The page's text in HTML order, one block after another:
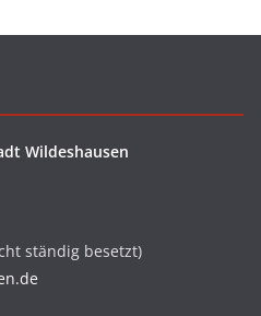
Wildeshausen
ständig besetzt)